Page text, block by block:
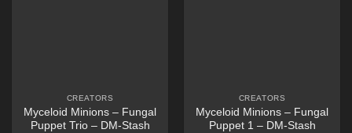
CREATORS
Myceloid Minions – Fungal
Puppet Trio – DM-Stash
CREATORS
Myceloid Minions – Fungal
Puppet 1 – DM-Stash